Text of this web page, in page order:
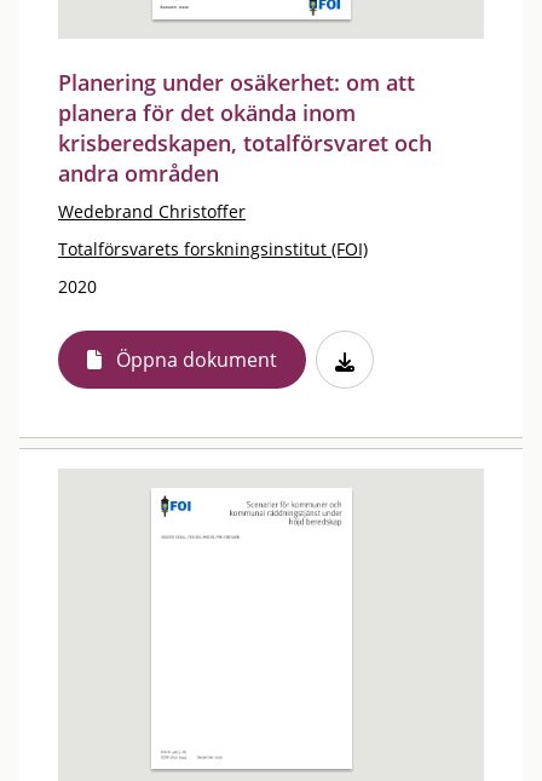
Planering under osäkerhet: om att
planera för det okända inom
krisberedskapen, totalförsvaret och
andra områden
Wedebrand Christoffer
Totalförsvarets forskningsinstitut (FOI)
2020
Öppna dokument